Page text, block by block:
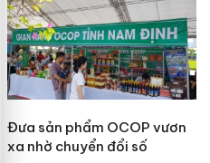
Đưa sản phẩm OCOP vươn
xa nhờ chuyển đổi số